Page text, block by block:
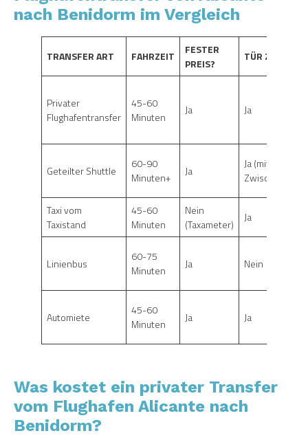
nach Benidorm im Vergleich
TRANSFER ART FAHRZEIT
FESTER
PREIS?
TÜR ZU TÜR?
Privater
Flughafentransfer
45-60
Minuten
Ja Ja
Geteilter Shuttle
60-90
Minuten+
Ja
Ja (mit
Taxi vom
Taxistand
45-60
Minuten
Nein
(Taxameter)
Ja
Linienbus
60-75
Minuten
Ja Nein
Automiete
45-60
Minuten
Ja Ja
Was kostet ein privater Transfer
vom Flughafen Alicante nach
Benidorm?